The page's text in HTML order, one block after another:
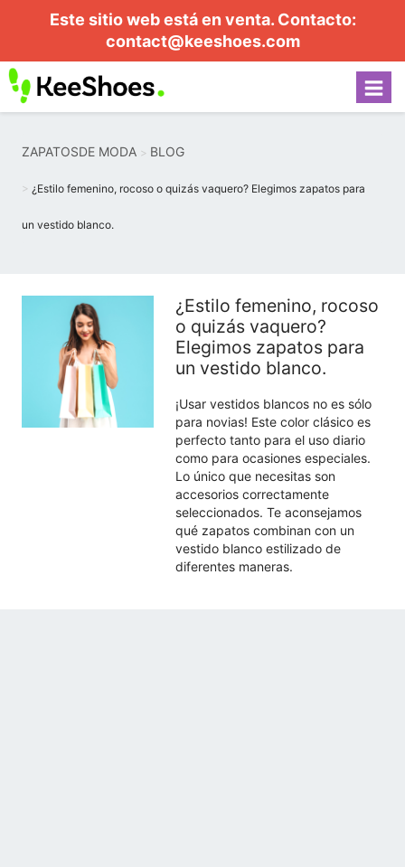
Este sitio web está en venta. Contacto:
contact@keeshoes.com
ZAPATOSDE MODA BLOG
¿Estilo femenino, rocoso o quizás vaquero? Elegimos zapatos para
un vestido blanco.
¿Estilo femenino, rocoso
o quizás vaquero?
Elegimos zapatos para
un vestido blanco.
¡Usar vestidos blancos no es sólo
para novias! Este color clásico es
perfecto tanto para el uso diario
como para ocasiones especiales.
Lo único que necesitas son
accesorios correctamente
seleccionados. Te aconsejamos
qué zapatos combinan con un
vestido blanco estilizado de
diferentes maneras.